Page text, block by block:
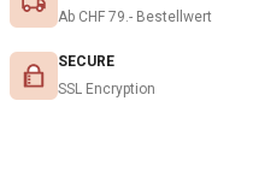
Ab CHF 79.- Bestellwert
SECURE
SSL Encryption